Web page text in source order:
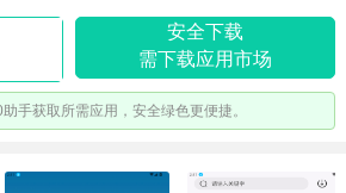
安全下载
需下载应用市场
手获取所需应用，安全绿色更便捷。